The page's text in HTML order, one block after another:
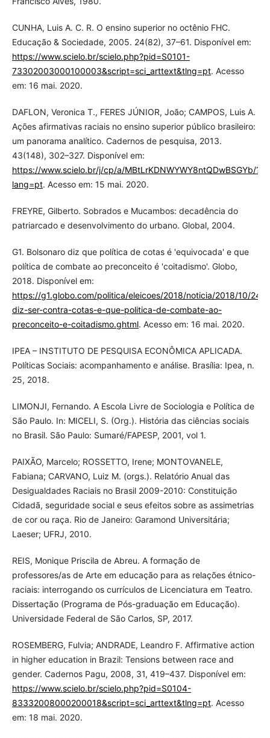
CUNHA, Luis A. C. R. O ensino superior no octênio FHC.
Educação & Sociedade, 2005. 24(82), 37–61. Disponível em:
https://www.scielo.br/scielo.php?pid=S0101-
73302003000100003&script=sci_arttext&tlng=pt. Acesso
em: 16 mai. 2020.
DAFLON, Veronica T., FERES JÚNIOR, João; CAMPOS, Luis A.
Ações afirmativas raciais no ensino superior público brasileiro:
um panorama analítico. Cadernos de pesquisa, 2013.
43(148), 302–327. Disponível em:
https://www.scielo.br/j/cp/a/MBtLrKDNWYWY8ntQDwBSGYb/?
lang=pt. Acesso em: 15 mai. 2020.
FREYRE, Gilberto. Sobrados e Mucambos: decadência do
patriarcado e desenvolvimento do urbano. Global, 2004.
G1. Bolsonaro diz que política de cotas é 'equivocada' e que
política de combate ao preconceito é 'coitadismo'. Globo,
2018. Disponível em:
https://g1.globo.com/politica/eleicoes/2018/noticia/2018/10/24/
diz-ser-contra-cotas-e-que-politica-de-combate-ao-
preconceito-e-coitadismo.ghtml. Acesso em: 16 mai. 2020.
IPEA – INSTITUTO DE PESQUISA ECONÔMICA APLICADA.
Políticas Sociais: acompanhamento e análise. Brasília: Ipea, n.
25, 2018.
LIMONJI, Fernando. A Escola Livre de Sociologia e Política de
São Paulo. In: MICELI, S. (Org.). História das ciências sociais
no Brasil. São Paulo: Sumaré/FAPESP, 2001, vol 1.
PAIXÃO, Marcelo; ROSSETTO, Irene; MONTOVANELE,
Fabiana; CARVANO, Luiz M. (orgs.). Relatório Anual das
Desigualdades Raciais no Brasil 2009-2010: Constituição
Cidadã, seguridade social e seus efeitos sobre as assimetrias
de cor ou raça. Rio de Janeiro: Garamond Universitária;
Laeser; UFRJ, 2010.
REIS, Monique Priscila de Abreu. A formação de
professores/as de Arte em educação para as relações étnico-
raciais: interrogando os currículos de Licenciatura em Teatro.
Dissertação (Programa de Pós-graduação em Educação).
Universidade Federal de São Carlos, SP, 2017.
ROSEMBERG, Fulvia; ANDRADE, Leandro F. Affirmative action
in higher education in Brazil: Tensions between race and
gender. Cadernos Pagu, 2008, 31, 419–437. Disponível em:
https://www.scielo.br/scielo.php?pid=S0104-
83332008000200018&script=sci_arttext&tlng=pt. Acesso
em: 18 mai. 2020.